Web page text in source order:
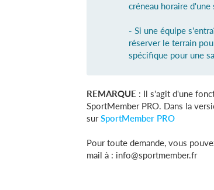
créneau horaire
- Si une équipe
réserver le terrain
spécifique pour une
REMARQUE : Il s'agit d'une
SportMember PRO. Dans la
surSportMember PRO
Pour toute demande, vous
mail à : info@sportmember.fr